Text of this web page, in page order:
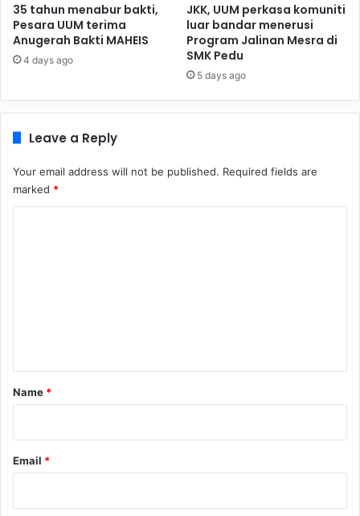
35 tahun menabur bakti,
Pesara UUM terima
Anugerah Bakti MAHEIS
4 days ago
JKK, UUM perkasa komuniti
luar bandar menerusi
Program Jalinan Mesra di
SMK Pedu
5 days ago
Leave a Reply
Your email address will not be published. Required fields are
marked *
*
Name *
Email *